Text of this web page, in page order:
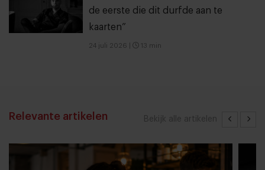
de eerste die dit durfde aan te
kaarten”
24 juli 2026 13 min
Bekijk alle artikelen
Relevante artikelen